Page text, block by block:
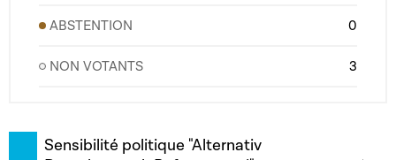
ABSTENTION 0
NON VOTANTS 3
Sensibilité politique "Alternativ